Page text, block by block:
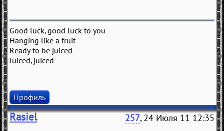
Good luck, good luck to you
Hanging like a fruit
Ready to be juiced
Juiced, juiced
Профиль
Rasiel 257, 24 Июля 11 12:35